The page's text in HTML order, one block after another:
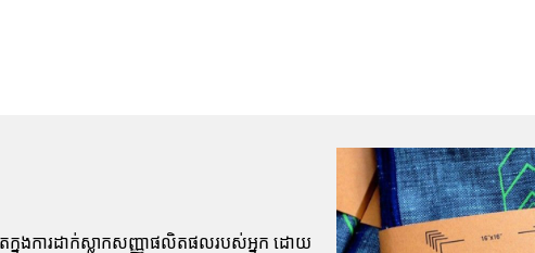
តក្នុងការដាក់ស្លាកសញ្ញាផលិតផលរបស់អ្នក ដោយ